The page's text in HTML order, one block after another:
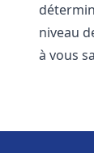
niveau
à vous